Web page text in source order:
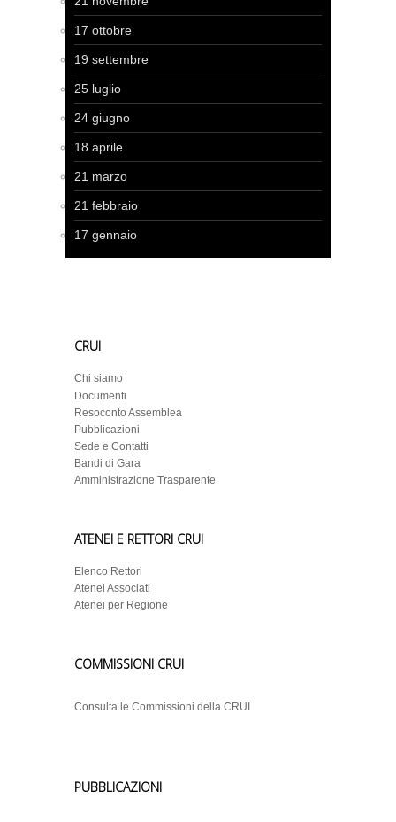
17 ottobre
19 settembre
25 luglio
24 giugno
18 aprile
21 marzo
21 febbraio
17 gennaio
CRUI
Chi siamo
Documenti
Resoconto Assemblea
Pubblicazioni
Sede e Contatti
Bandi di Gara
Amministrazione Trasparente
ATENEI E RETTORI CRUI
Elenco Rettori
Atenei Associati
Atenei per Regione
COMMISSIONI CRUI
Consulta le Commissioni della CRUI
PUBBLICAZIONI